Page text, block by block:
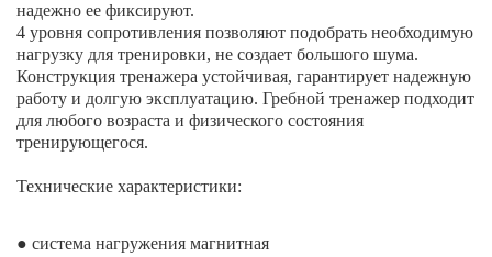
надежно ее фиксируют.
4 уровня сопротивления позволяют подобрать необходимую
нагрузку для тренировки, не создает большого шума.
Конструкция тренажера устойчивая, гарантирует надежную
работу и долгую эксплуатацию. Гребной тренажер подходит
для любого возраста и физического состояния
тренирующегося.
Технические характеристики:
● система нагружения магнитная